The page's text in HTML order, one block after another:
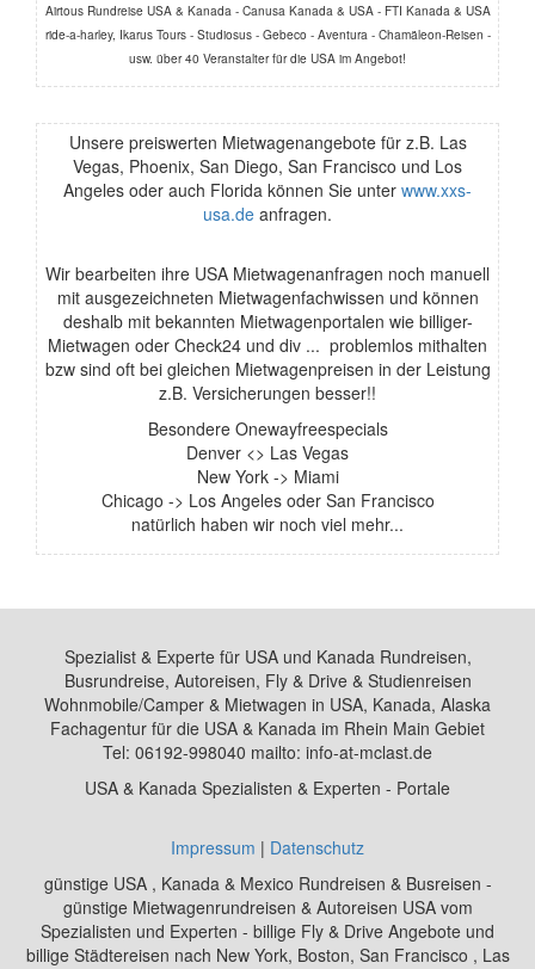
Airtous Rundreise USA & Kanada - Canusa Kanada & USA - FTI Kanada & USA
ride-a-harley, Ikarus Tours - Studiosus - Gebeco - Aventura - Chamäleon-Reisen -
usw. über 40 Veranstalter für die USA im Angebot!
Unsere preiswerten Mietwagenangebote für z.B. Las
Vegas, Phoenix, San Diego, San Francisco und Los
Angeles oder auch Florida können Sie unter www.xxs-
usa.de anfragen.
Wir bearbeiten ihre USA Mietwagenanfragen noch manuell
mit ausgezeichneten Mietwagenfachwissen und können
deshalb mit bekannten Mietwagenportalen wie billiger-
Mietwagen oder Check24 und div ... problemlos mithalten
bzw sind oft bei gleichen Mietwagenpreisen in der Leistung
z.B. Versicherungen besser!!
Besondere Onewayfreespecials
Denver <> Las Vegas
New York -> Miami
Chicago -> Los Angeles oder San Francisco
natürlich haben wir noch viel mehr...
Spezialist & Experte für USA und Kanada Rundreisen,
Busrundreise, Autoreisen, Fly & Drive & Studienreisen
Wohnmobile/Camper & Mietwagen in USA, Kanada, Alaska
Fachagentur für die USA & Kanada im Rhein Main Gebiet
Tel: 06192-998040 mailto: info-at-mclast.de
USA & Kanada Spezialisten & Experten - Portale
Impressum | Datenschutz
günstige USA , Kanada & Mexico Rundreisen & Busreisen -
günstige Mietwagenrundreisen & Autoreisen USA vom
Spezialisten und Experten - billige Fly & Drive Angebote und
billige Städtereisen nach New York, Boston, San Francisco , Las